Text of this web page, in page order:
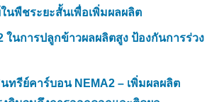
นพืชระยะสั้นเพื่อเพิ่มผลผลิต
ในการปลูกข้าวผลผลิตสูง ป้องกันการร่วง
ทรีย์คาร์บอน NEMA2 – เพิ่มผลผลิต